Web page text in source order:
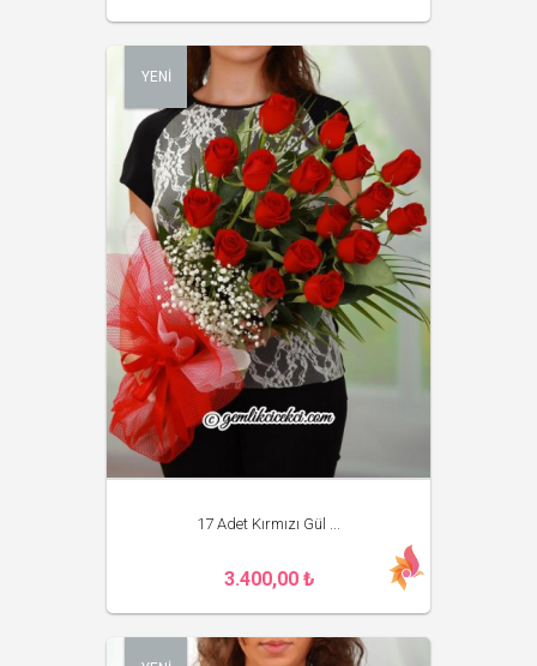
YENİ
17 Adet Kırmızı Gül ...
3.400,00 ₺